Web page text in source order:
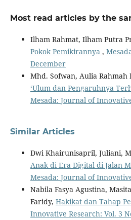
Most read articles by the
Ilham Rahmat, Ilham Putra
Pokok Pemikirannya ,
December
Mhd. Sofwan, Aulia
‘Ulum dan Pengaruhnya
Mesada: Journal of
Similar Articles
Dwi Khairunisapril, Juliani,
Anak di Era Digital di Jalan
Mesada: Journal of
Nabila Fasya Agustina,
Faridy, Hakikat dan Tahap
Innovative Research: Vol. 3